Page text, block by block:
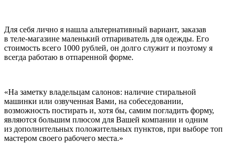
Для себя лично я нашла альтернативный вариант, заказав
в теле-магазине маленький отпариватель для одежды. Его
стоимость всего 1000 рублей, он долго служит и поэтому я
всегда работаю в отпаренной форме.
«На заметку владельцам салонов: наличие стиральной
машинки или озвученная Вами, на собеседовании,
возможность постирать и, хотя бы, самим погладить форму,
являются большим плюсом для Вашей компании и одним
из дополнительных положительных пунктов, при выборе топ
мастером своего рабочего места.»